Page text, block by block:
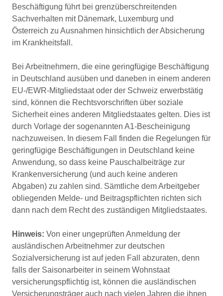
Beschäftigung führt bei grenzüberschreitenden
Sachverhalten mit Dänemark, Luxemburg und
Österreich zu Ausnahmen hinsichtlich der Absicherung
im Krankheitsfall.
Bei Arbeitnehmern, die eine geringfügige Beschäftigung
in Deutschland ausüben und daneben in einem anderen
EU-/EWR-Mitgliedstaat oder der Schweiz erwerbstätig
sind, können die Rechtsvorschriften über soziale
Sicherheit eines anderen Mitgliedstaates gelten. Dies ist
durch Vorlage der sogenannten A1-Bescheinigung
nachzuweisen. In diesem Fall finden die Regelungen für
geringfügige Beschäftigungen in Deutschland keine
Anwendung, so dass keine Pauschalbeiträge zur
Krankenversicherung (und auch keine anderen
Abgaben) zu zahlen sind. Sämtliche dem Arbeitgeber
obliegenden Melde- und Beitragspflichten richten sich
dann nach dem Recht des zuständigen Mitgliedstaates.
Hinweis: Von einer ungeprüften Anmeldung der
ausländischen Arbeitnehmer zur deutschen
Sozialversicherung ist auf jeden Fall abzuraten, denn
falls der Saisonarbeiter in seinem Wohnstaat
versicherungspflichtig ist, können die ausländischen
Versicherungsträger auch nach vielen Jahren die ihnen